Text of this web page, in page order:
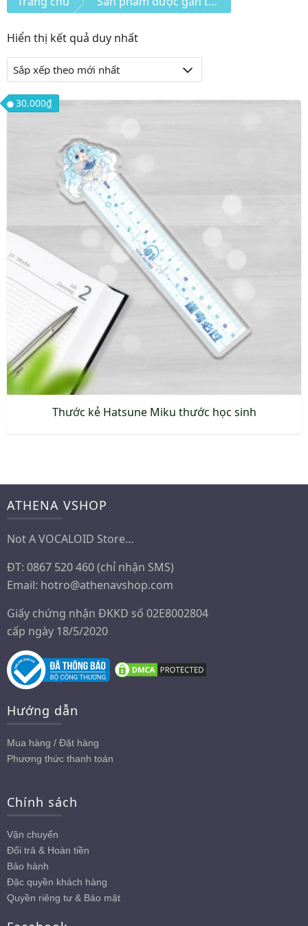
Hiển thị kết quả duy nhất
Thước kẻ Hatsune Miku thước học sinh
30.000₫
ATHENA VSHOP
Not A VOCALOID Store…
ĐT: 0867 520 460 (chỉ nhận SMS)
Email: hotro@athenavshop.com
Giấy chứng nhận ĐKKD số 02E8002804
cấp ngày 18/5/2020
Hướng dẫn
Mua hàng / Đặt hàng
Phương thức thanh toán
Chính sách
Vận chuyển
Đổi trả & Hoàn tiền
Bảo hành
Đặc quyền khách hàng
Quyền riêng tư & Bảo mật